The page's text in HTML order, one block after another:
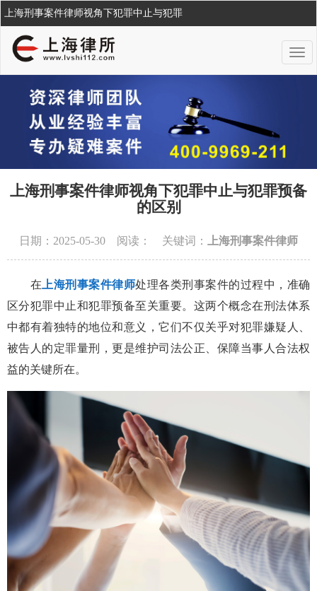
上海刑事案件律师视角下犯罪中止与犯罪
上海刑事案件律师视角下犯罪中止与犯罪预备
的区别
日期：2025-05-30 阅读： 关键词： 上海刑事案件律师
在 上海刑事案件律师处理各类刑事案件的过程中，准确
区分犯罪中止和犯罪预备至关重要。这两个概念在刑法体系
中都有着独特的地位和意义，它们不仅关乎对犯罪嫌疑人、
被告人的定罪量刑，更是维护司法公正、保障当事人合法权
益的关键所在。